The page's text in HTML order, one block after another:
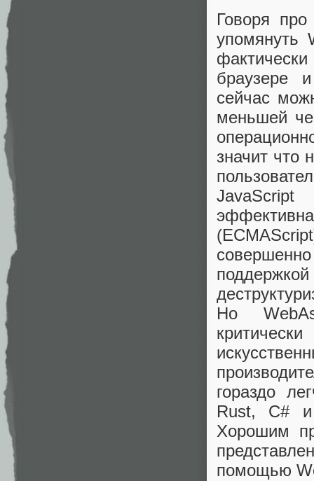
Говоря
упомянуть
браузере
сейчас
меньшей
значит что
Но
гораздо
Rust, C# и
Хорошим
помощью